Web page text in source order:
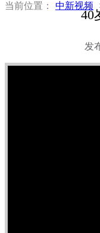
当前位置： 中新视频
40
发